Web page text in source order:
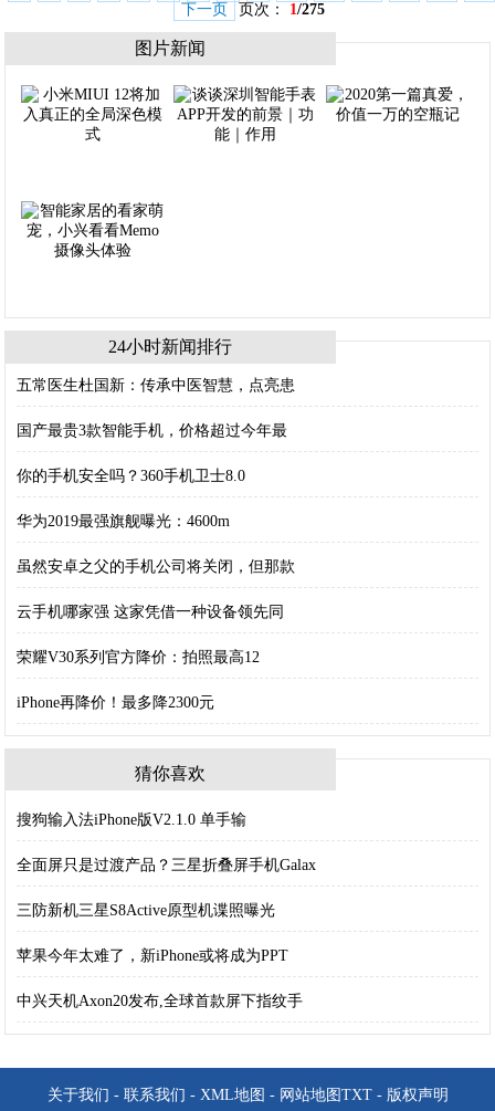
下一页
页次： 1/275
图片新闻
24小时新闻排行
五常医生杜国新：传承中医智慧，点亮患
国产最贵3款智能手机，价格超过今年最
你的手机安全吗？360手机卫士8.0
华为2019最强旗舰曝光：4600m
虽然安卓之父的手机公司将关闭，但那款
云手机哪家强 这家凭借一种设备领先同
荣耀V30系列官方降价：拍照最高12
iPhone再降价！最多降2300元
猜你喜欢
搜狗输入法iPhone版V2.1.0 单手输
全面屏只是过渡产品？三星折叠屏手机Galax
三防新机三星S8Active原型机谍照曝光
苹果今年太难了，新iPhone或将成为PPT
中兴天机Axon20发布,全球首款屏下指纹手
关于我们 - 联系我们 - XML地图 - 网站地图 TXT- 版权声明